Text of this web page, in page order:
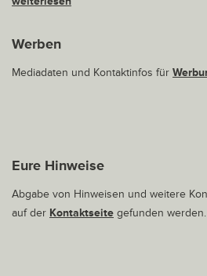
Werben
Mediadaten und Kontaktinfos für
Eure Hinweise
Abgabe von Hinweisen und weitere
auf der Kontaktseite gefunden werden.